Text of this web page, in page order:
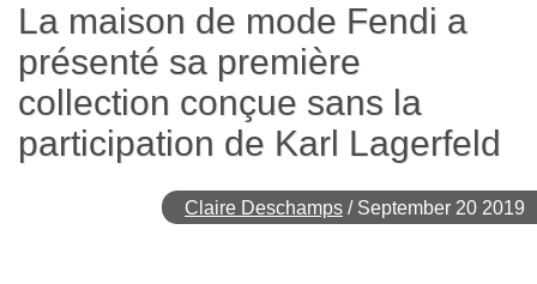
La maison de mode Fendi a
présenté sa première
collection conçue sans la
participation de Karl Lagerfeld
Claire Deschamps / September 20 2019